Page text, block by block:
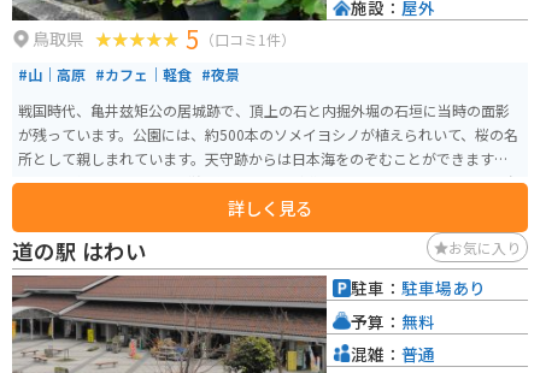
鳥取県 5 （口コミ1件）
#山｜高原 #カフェ｜軽食 #夜景
戦国時代、亀井玆矩公の居城跡で、頂上の石と内掘外堀の石垣に当時の面影
が残っています。公園には、約500本のソメイヨシノが植えられいて、桜の名
所として親しまれています。天守跡からは日本海をのぞむことができます。
公園には鯉や白鳥、かもが泳ぎ100円で餌が購入でき、餌やりもできます。春
はソメイヨシノの群生があり、桜の名所として有名で景色が良いのでおすす
めです。「鹿野桜祭り」も開かれます。近くにレトロなカフェもあるので、ゆ
っくりできます。
詳しく見る
施設： 屋外
道の駅 はわい お気に入り
駐車： 駐車場あり
予算： 無料
混雑： 普通